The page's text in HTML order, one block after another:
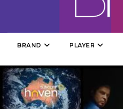
BRAND PLAYER